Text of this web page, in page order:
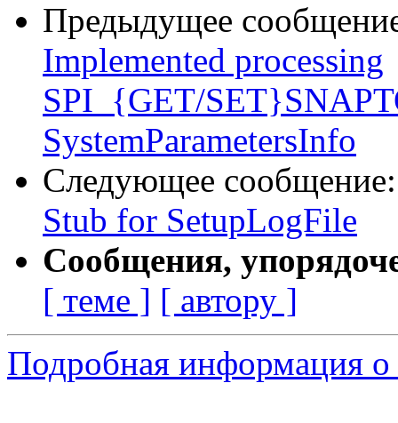
Предыдущее
Implemented processing
SPI_{GET/
SystemParametersInfo
Следующее
Stub for SetupLogFile
Сообщения,
[ теме ] [ автору ]
Подробная информация о